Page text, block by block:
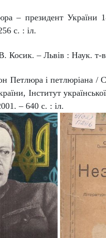
– президент України
с. : іл.
– Львів : Наук. т-
Петлюра і петлюріана /
Інститут
– 640 с. : іл.